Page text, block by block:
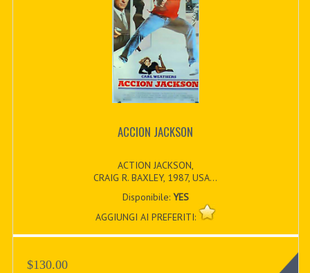
ACCION JACKSON
ACTION JACKSON,
CRAIG R. BAXLEY, 1987, USA...
Disponibile: YES
AGGIUNGI AI PREFERITI:
$130.00